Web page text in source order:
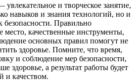
и творческое занятие,
навыков и знания технологий, но и
безопасности. Правильно
место, качественные инструменты,
основных правил помогут не
здоровье. Помните, что время,
и соблюдение мер безопасности,
здоровье, а результат работы будет
и качеством.